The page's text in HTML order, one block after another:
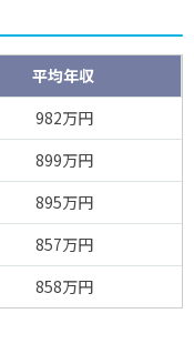
平均年収
982万円
899万円
895万円
857万円
858万円